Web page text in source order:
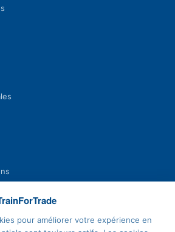
(s'ouvre dans un nouvel onglet)
pour améliorer votre expérience en